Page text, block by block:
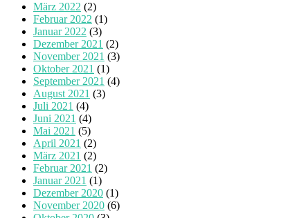
März 2022 (2)
Februar 2022 (1)
Januar 2022 (3)
Dezember 2021 (2)
November 2021 (3)
Oktober 2021 (1)
September 2021 (4)
August 2021 (3)
Juli 2021 (4)
Juni 2021 (4)
Mai 2021 (5)
April 2021 (2)
März 2021 (2)
Februar 2021 (2)
Januar 2021 (1)
Dezember 2020 (1)
November 2020 (6)